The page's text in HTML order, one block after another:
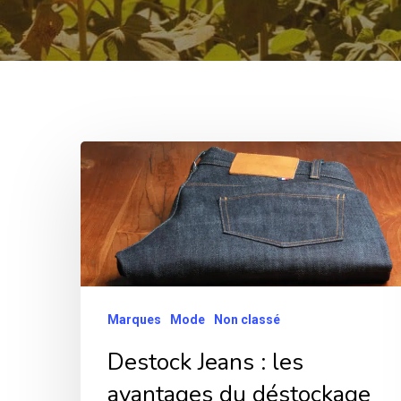
Hit enter to search or ESC to close
Destock
avantages
du
vêtements !
Marques Mode Non classé
Destock Jeans : les
avantages du déstockage